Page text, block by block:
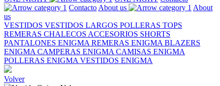
Contacto About us
About
us
VESTIDOS VESTIDOS LARGOS POLLERAS TOPS
REMERAS CHALECOS ACCESORIOS SHORTS
PANTALONES ENIGMA REMERAS ENIGMA BLAZERS
ENIGMA CAMPERAS ENIGMA CAMISAS ENIGMA
POLLERAS ENIGMA VESTIDOS ENIGMA
Volver